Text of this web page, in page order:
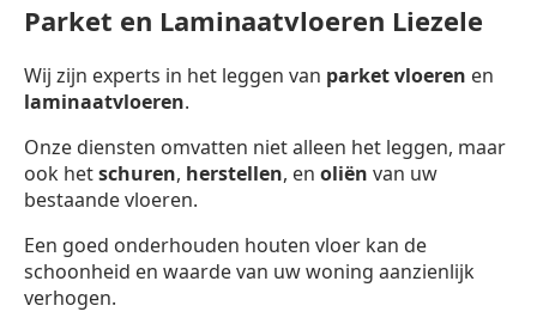
Parket en Laminaatvloeren Liezele
Wij zijn experts in het leggen van parket vloeren en
laminaatvloeren.
Onze diensten omvatten niet alleen het leggen, maar
ook hetschuren, herstellen, en oliën van uw
bestaande vloeren.
Een goed onderhouden houten vloer kan de
schoonheid en waarde van uw woning aanzienlijk
verhogen.